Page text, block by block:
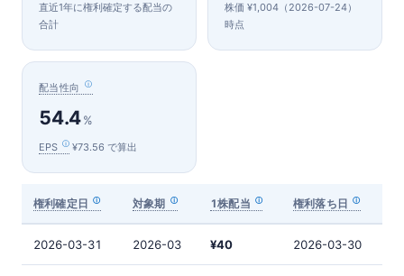
直近1年に権利確定する配当の
合計
株価 ¥1,004（2026-07-24）
時点
配当性向
54.4%
EPS ¥73.56 で算出
権利確定日 対象期 1株配当 権利落ち日
2026-03-31 2026-03 ¥40 2026-03-30